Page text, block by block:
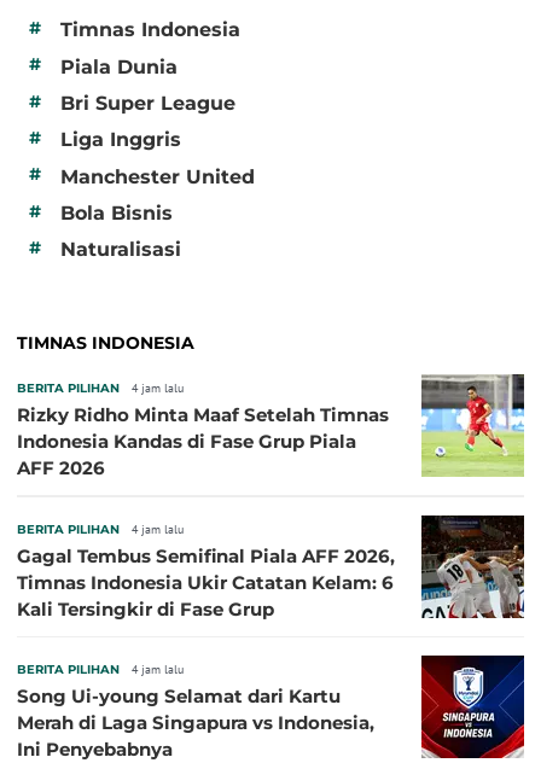
#
Timnas Indonesia
# Piala Dunia
# Bri Super League
# Liga Inggris
# Manchester United
# Bola Bisnis
# Naturalisasi
TIMNAS INDONESIA
BERITA PILIHAN 4 jam lalu
Rizky Ridho Minta Maaf Setelah Timnas
Indonesia Kandas di Fase Grup Piala
AFF 2026
BERITA PILIHAN 4 jam lalu
Gagal Tembus Semifinal Piala AFF 2026,
Timnas Indonesia Ukir Catatan Kelam: 6
Kali Tersingkir di Fase Grup
BERITA PILIHAN 4 jam lalu
Song Ui-young Selamat dari Kartu
Merah di Laga Singapura vs Indonesia,
Ini Penyebabnya